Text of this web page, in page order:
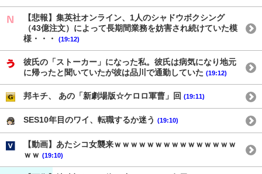
【悲報】集英社オンライン、1人のシャドウボクシング
（43億注文）によって長期間業務を妨害され続けていた模
様・・・
(19:12)
彼氏の「ストーカー」になった私。彼氏は病気になり地元
に帰ったと聞いていたが彼は品川で通勤していた (19:12)
邦キチ、 あの「新劇場版☆ケロロ軍曹」回 (19:11)
SES10年目のワイ、転職するか迷う (19:10)
【動画】あたシコ女襲来ｗｗｗｗｗｗｗｗｗｗｗｗｗｗｗ
ｗｗ (19:10)